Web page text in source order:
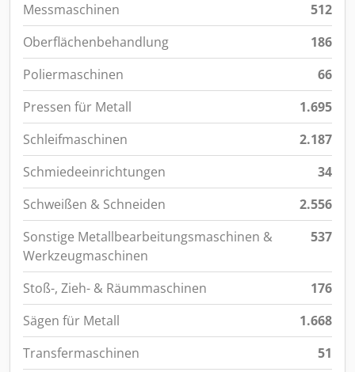
Messmaschinen
512
Oberflächenbehandlung
186
Poliermaschinen
66
Pressen für Metall
1.695
Schleifmaschinen
2.187
Schmiedeeinrichtungen
34
Schweißen & Schneiden
2.556
Sonstige Metallbearbeitungsmaschinen &
Werkzeugmaschinen
537
Stoß-, Zieh- & Räummaschinen
176
Sägen für Metall
1.668
Transfermaschinen
51